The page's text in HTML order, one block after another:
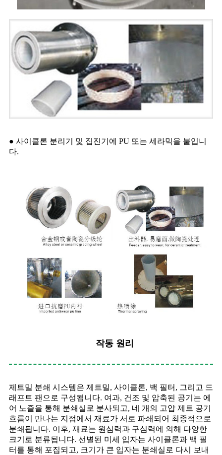
● 사이클론 분리기 및 집진기에 PU 또는 세라믹을 붙입니
다.
작동 원리
제트밀 분쇄 시스템은 제트밀, 사이클론, 백 필터, 그리고 드
래프트 팬으로 구성됩니다. 여과, 건조 및 압축된 공기는 에
어 노즐을 통해 분쇄실로 분사되고, 네 개의 고압 제트 공기
흐름이 만나는 지점에서 재료가 서로 파쇄되어 최종적으로
분쇄됩니다. 이후, 재료는 원심력과 구심력에 의해 다양한
크기로 분류됩니다. 선별된 미세 입자는 사이클론과 백 필
터를 통해 포집되고, 크기가 큰 입자는 분쇄실로 다시 보내